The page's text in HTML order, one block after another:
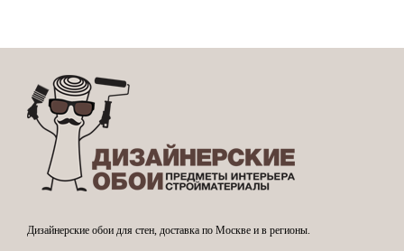
Дизайнерские обои для стен, доставка по Москве и в регионы.